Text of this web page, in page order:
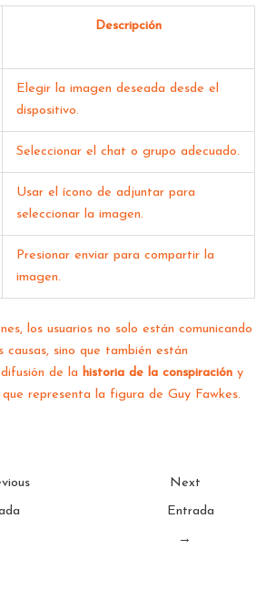
Descripción
Elegir la imagen deseada desde el
dispositivo.
Seleccionar el chat o grupo adecuado.
Usar el ícono de adjuntar para
seleccionar la imagen.
Presionar enviar para compartir la
imagen.
los usuarios no solo están comunicando
causas, sino que también están
de la historia de la conspiración y
que representa la figura de Guy Fawkes.
Next
Entrada
→